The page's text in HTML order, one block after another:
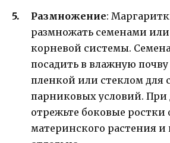
Размножение:
размножать семенами
корневой системы. Семена
посадить в влажную
пленкой или стеклом для
парниковых условий. При
отрежьте боковые ростки
материнского растения и